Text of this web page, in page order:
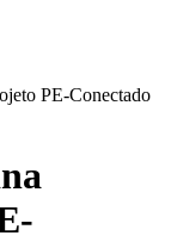
PE-Conectado